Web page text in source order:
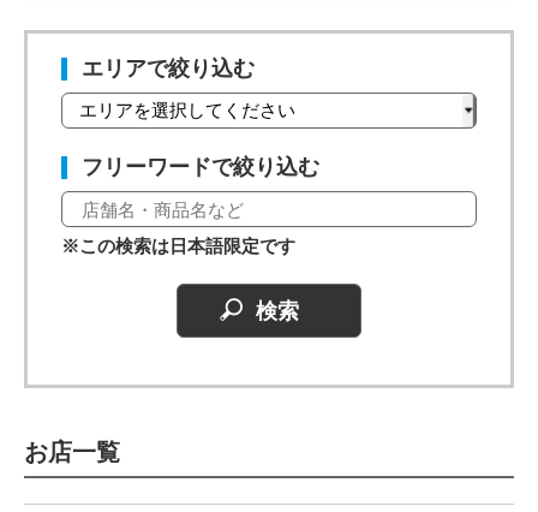
エリアで絞り込む
フリーワードで絞り込む
※この検索は日本語限定です
お店一覧